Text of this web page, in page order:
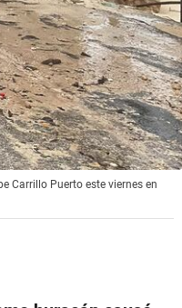
Carrillo Puerto este viernes en